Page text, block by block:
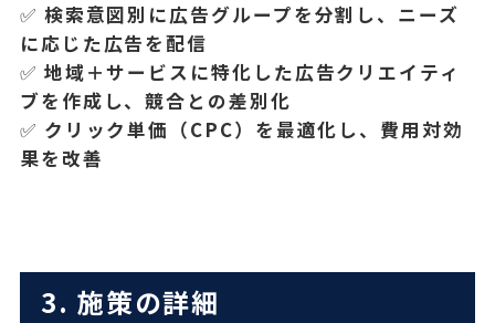
✅ 検索意図別に広告グループを分割し、ニーズ
に応じた広告を配信
✅ 地域＋サービスに特化した広告クリエイティ
ブを作成し、競合との差別化
✅ クリック単価（CPC）を最適化し、費用対効
果を改善
3. 施策の詳細